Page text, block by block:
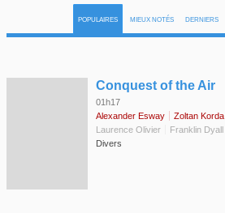
POPULAIRES MIEUX NOTÉS DERNIERS
Conquest of the Air
01h17
Alexander Esway
Zoltan Korda
Laurence Olivier
Franklin Dyall
Divers